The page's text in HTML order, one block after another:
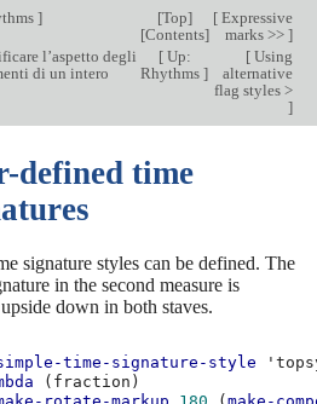
] [Top]
[Contents]
[Expressive
marks >> ]
l’aspetto degli
di un intero
[Up:
Rhythms]
[Using
alternative
flag styles >
]
defined time
signature styles can be defined. The
in the second measure is
down in both staves.
time-signature-style
( fraction )